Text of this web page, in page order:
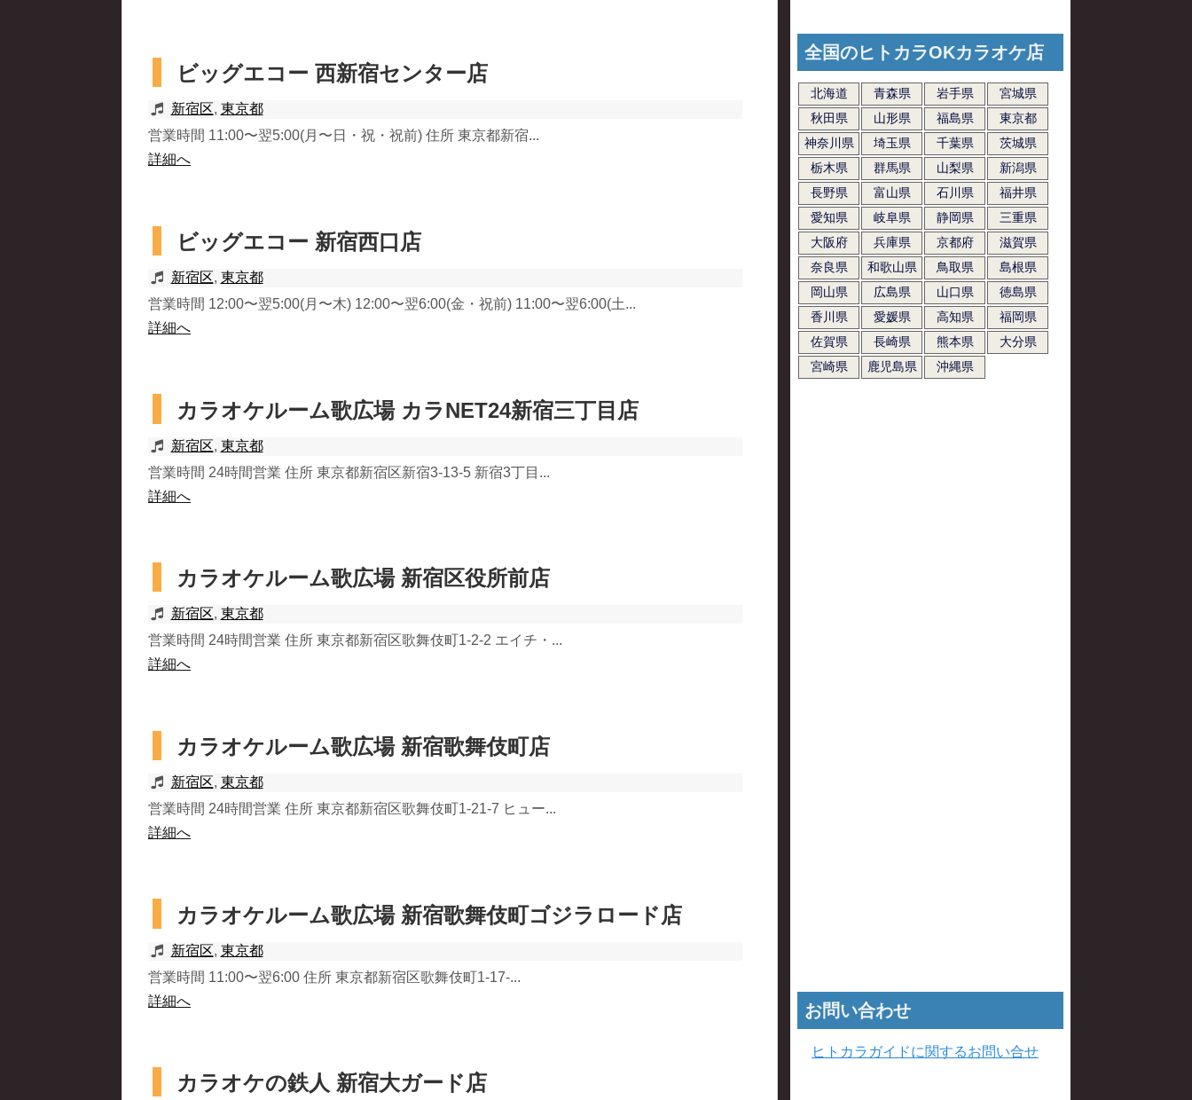
ビッグエコー 西新宿センター店
新宿区, 東京都
営業時間 11:00〜翌5:00(月〜日・祝・祝前) 住所 東京都新宿...
詳細へ
ビッグエコー 新宿西口店
新宿区, 東京都
営業時間 12:00〜翌5:00(月〜木) 12:00〜翌6:00(金・祝前) 11:00〜翌6:00(土...
詳細へ
カラオケルーム歌広場 カラNET24新宿三丁目店
新宿区, 東京都
営業時間 24時間営業 住所 東京都新宿区新宿3-13-5 新宿3丁目...
詳細へ
カラオケルーム歌広場 新宿区役所前店
新宿区, 東京都
営業時間 24時間営業 住所 東京都新宿区歌舞伎町1-2-2 エイチ・...
詳細へ
カラオケルーム歌広場 新宿歌舞伎町店
新宿区, 東京都
営業時間 24時間営業 住所 東京都新宿区歌舞伎町1-21-7 ヒュー...
詳細へ
カラオケルーム歌広場 新宿歌舞伎町ゴジラロード店
新宿区, 東京都
営業時間 11:00〜翌6:00 住所 東京都新宿区歌舞伎町1-17-...
詳細へ
カラオケの鉄人 新宿大ガード店
全国のヒトカラOKカラオケ店
北海道 青森県 岩手県
宮城県
秋田県
山形県 福島県
東京都
神奈川県
埼玉県 千葉県
茨城県
栃木県
群馬県 山梨県
新潟県
長野県
富山県 石川県
福井県
愛知県
岐阜県 静岡県
三重県
大阪府
兵庫県 京都府
滋賀県
奈良県
和歌山県 鳥取県
島根県
岡山県
広島県 山口県
徳島県
香川県
愛媛県 高知県
福岡県
佐賀県
長崎県 熊本県
大分県
宮崎県
鹿児島県 沖縄県
お問い合わせ
ヒトカラガイドに関するお問い合せ